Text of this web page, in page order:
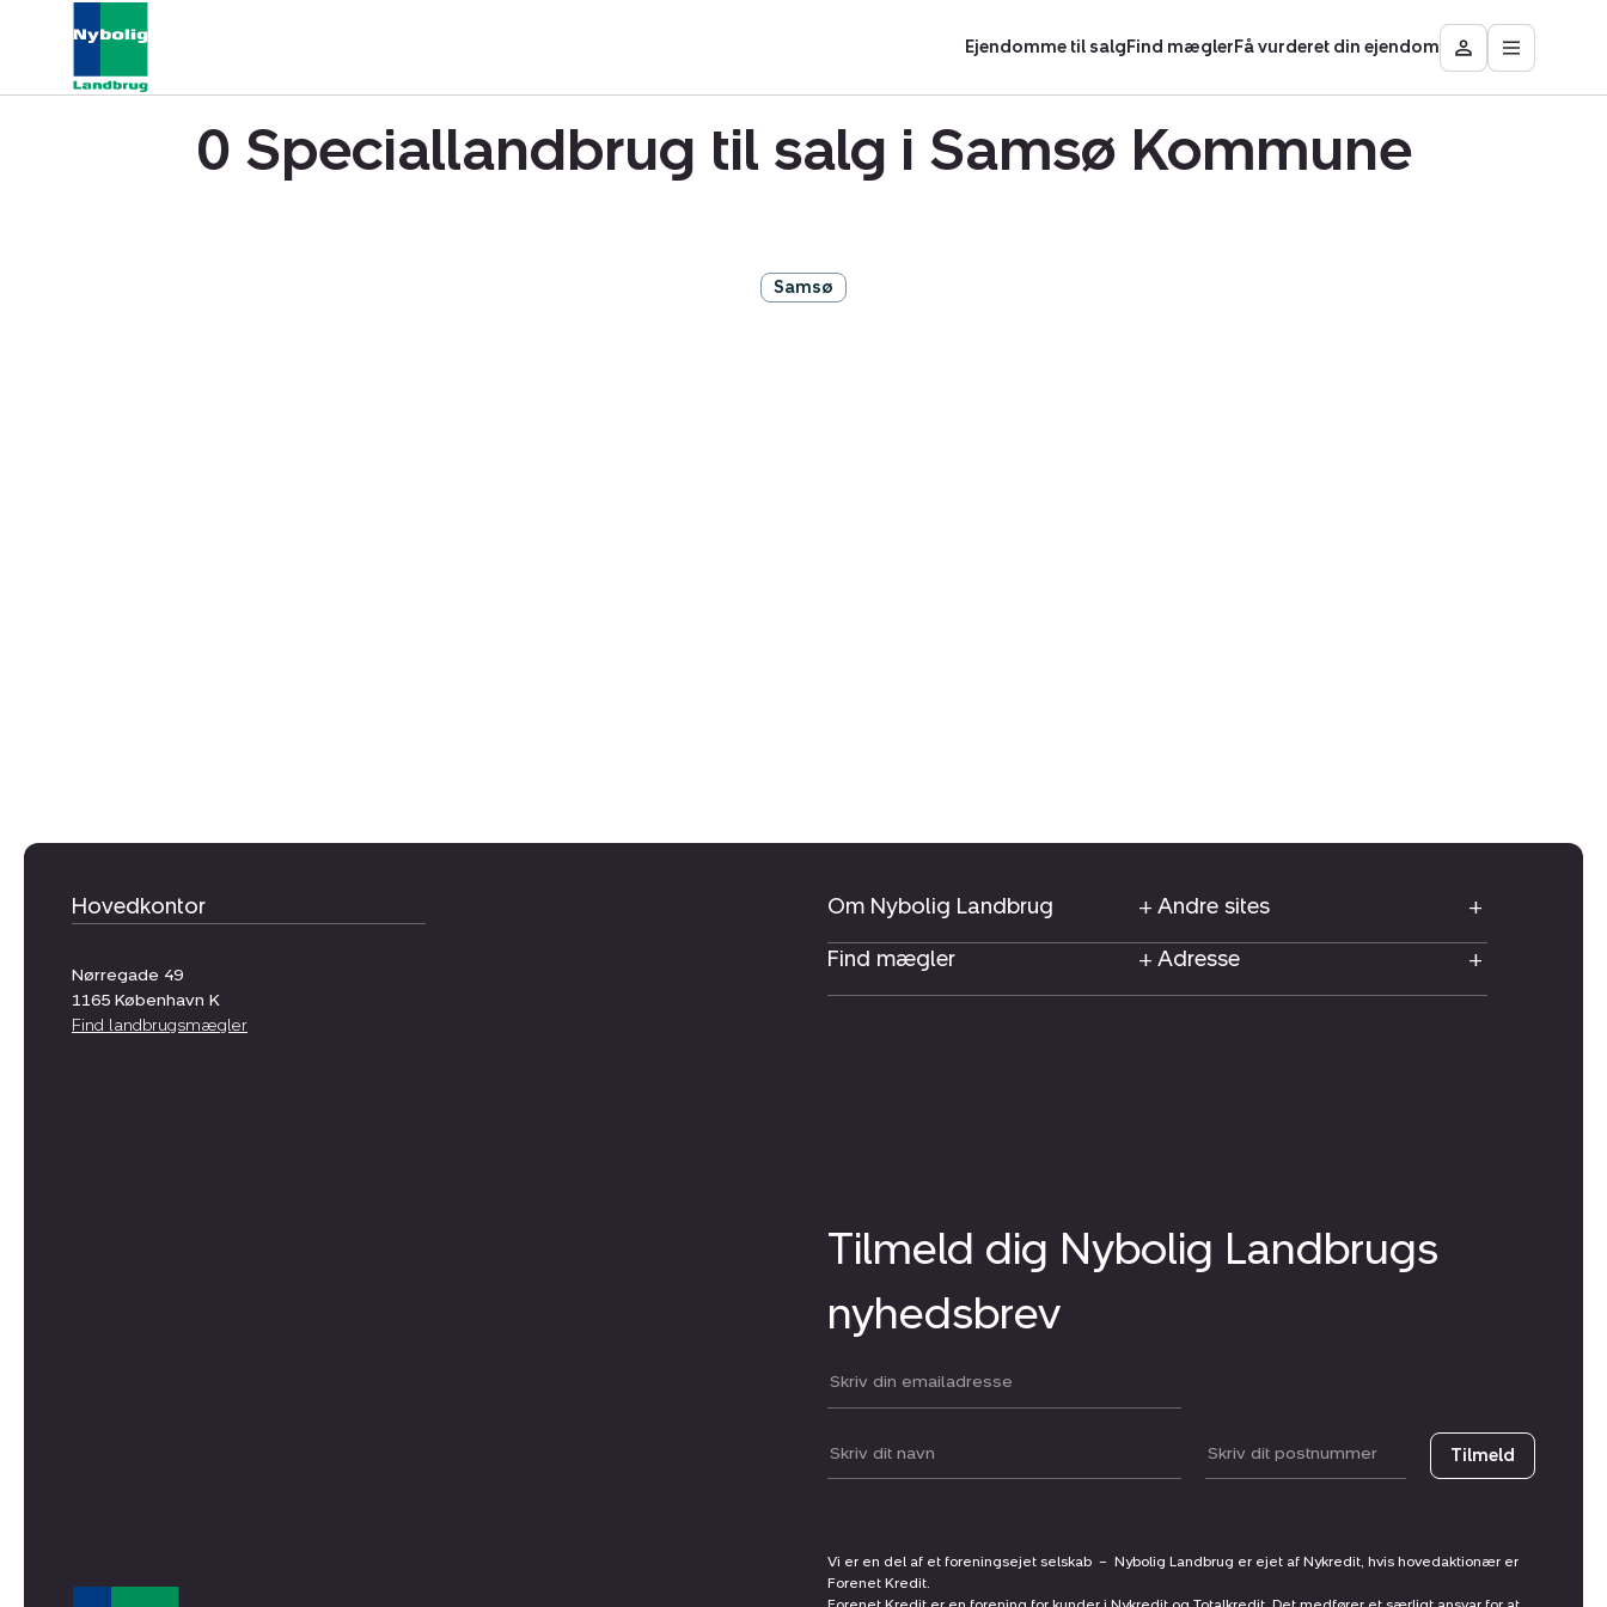
Ejendomme til salgFind mæglerFå vurderet din ejendom
Besøg
Mit
Åbn
0 Speciallandbrug til salg i Samsø Kommune
Samsø
Hovedkontor
Nørregade 49
1165 København K
Find landbrugsmægler
Om Nybolig Landbrug
Andre sites
Find mægler
Adresse
Tilmeld dig Nybolig Landbrugs
nyhedsbrev
Din email:
Dit navn: Postnummer Tilmeld
Vi er en del af et foreningsejet selskab – Nybolig Landbrug er ejet af Nykredit, hvis hovedaktionær er
Forenet Kredit.